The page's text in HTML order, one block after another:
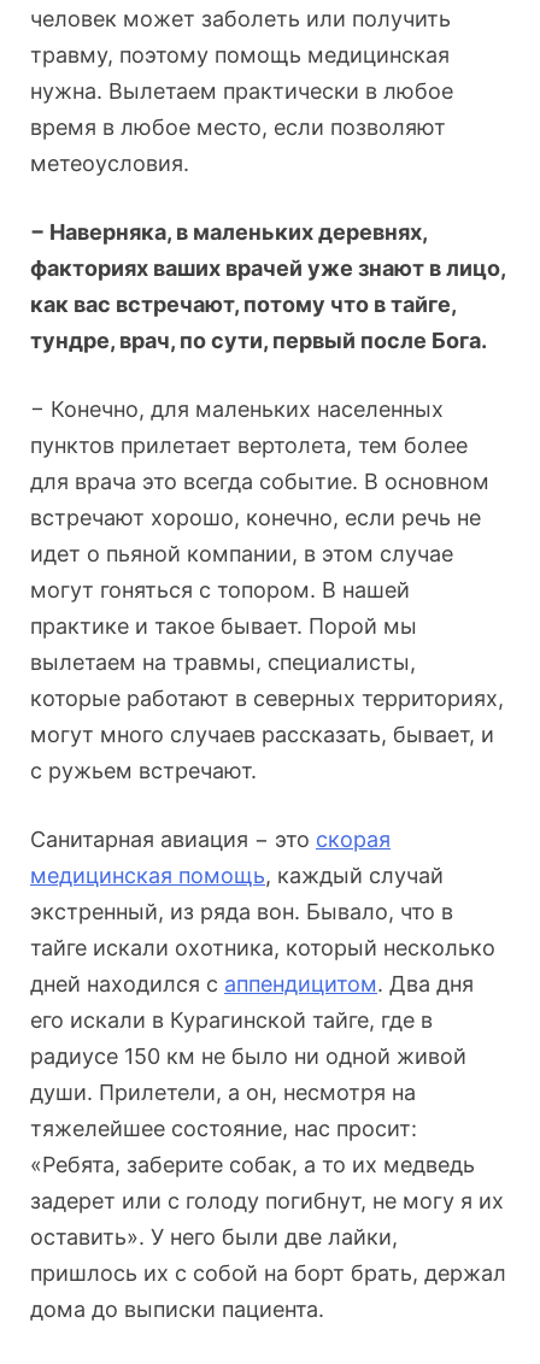
человек может заболеть или получить
травму, поэтому помощь медицинская
нужна. Вылетаем практически в любое
время в любое место, если позволяют
метеоусловия.
− Наверняка, в маленьких деревнях,
факториях ваших врачей уже знают в лицо,
как вас встречают, потому что в тайге,
тундре, врач, по сути, первый после Бога.
− Конечно, для маленьких населенных
пунктов прилетает вертолета, тем более
для врача это всегда событие. В основном
встречают хорошо, конечно, если речь не
идет о пьяной компании, в этом случае
могут гоняться с топором. В нашей
практике и такое бывает. Порой мы
вылетаем на травмы, специалисты,
которые работают в северных территориях,
могут много случаев рассказать, бывает, и
с ружьем встречают.
Санитарная авиация − это скорая
медицинская помощь, каждый случай
экстренный, из ряда вон. Бывало, что в
тайге искали охотника, который несколько
дней находился с аппендицитом. Два дня
его искали в Курагинской тайге, где в
радиусе 150 км не было ни одной живой
души. Прилетели, а он, несмотря на
тяжелейшее состояние, нас просит:
«Ребята, заберите собак, а то их медведь
задерет или с голоду погибнут, не могу я их
оставить». У него были две лайки,
пришлось их с собой на борт брать, держал
дома до выписки пациента.